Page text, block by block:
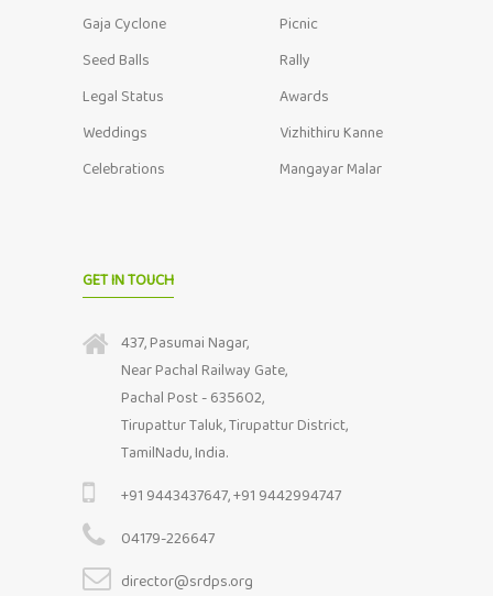
Gaja Cyclone
Picnic
Seed Balls
Rally
Legal Status
Awards
Weddings
Vizhithiru Kanne
Celebrations
Mangayar Malar
GET IN TOUCH
437, Pasumai Nagar,
Near Pachal Railway Gate,
Pachal Post - 635602,
Tirupattur Taluk, Tirupattur District,
TamilNadu, India.
+91 9443437647, +91 9442994747
04179-226647
director@srdps.org